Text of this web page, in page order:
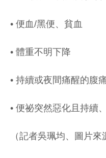
• 便血/黑便、貧血
• 體重不明下降
• 持續或夜間痛醒的腹
• 便祕突然惡化且持續
（記者吳珮均、圖片來